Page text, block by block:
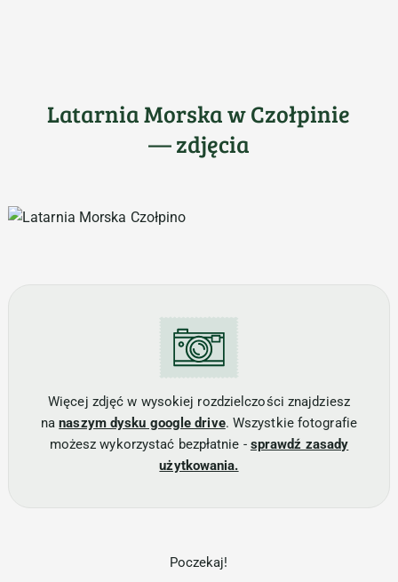
Latarnia Morska w Czołpinie
— zdjęcia
Więcej zdjęć w wysokiej rozdzielczości znajdziesz
nanaszym dysku google drive. Wszystkie fotografie
możesz wykorzystać bezpłatnie - sprawdź zasady
użytkowania.
Poczekaj!